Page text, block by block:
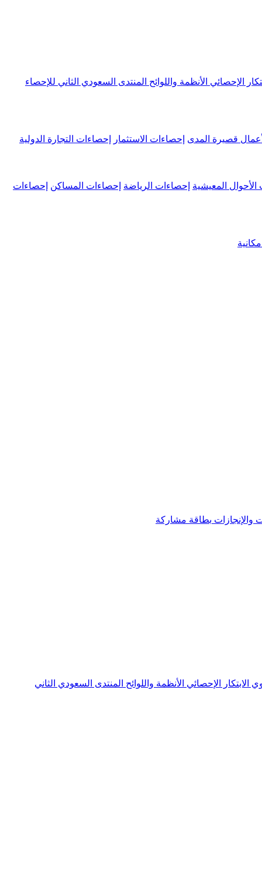
الإحصائي الأنظمة واللوائح المنتدى السعودي الثاني للإحصاء
قصيرة المدى إحصاءات الاستثمار إحصاءات التجارة الدولية
الأحوال المعيشية إحصاءات الرياضة إحصاءات المساكن إحصاءات
والإنجازات بطاقة مشاركة
الابتكار الإحصائي الأنظمة واللوائح المنتدى السعودي الثاني